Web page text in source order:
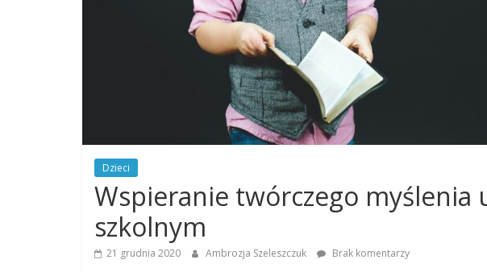
Dzieci
Wspieranie twórczego myślenia
szkolnym
21 grudnia 2020 Ambrozja Szeleszczuk Brak komentarzy